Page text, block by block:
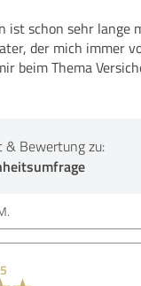
ist schon sehr lange
der mich immer
beim Thema
& Bewertung zu: